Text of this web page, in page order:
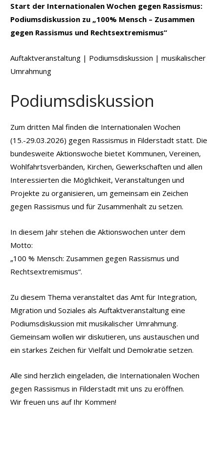
Start der Internationalen Wochen gegen Rassismus:
Podiumsdiskussion zu „100% Mensch – Zusammen
gegen Rassismus und Rechtsextremismus“
Auftaktveranstaltung | Podiumsdiskussion | musikalischer
Umrahmung
Podiumsdiskussion
Zum dritten Mal finden die Internationalen Wochen
(15.-29.03.2026) gegen Rassismus in Filderstadt statt. Die
bundesweite Aktionswoche bietet Kommunen, Vereinen,
Wohlfahrtsverbänden, Kirchen, Gewerkschaften und allen
Interessierten die Möglichkeit, Veranstaltungen und
Projekte zu organisieren, um gemeinsam ein Zeichen
gegen Rassismus und für Zusammenhalt zu setzen.
In diesem Jahr stehen die Aktionswochen unter dem
Motto:
„100 % Mensch: Zusammen gegen Rassismus und
Rechtsextremismus“.
Zu diesem Thema veranstaltet das Amt für Integration,
Migration und Soziales als Auftaktveranstaltung eine
Podiumsdiskussion mit musikalischer Umrahmung.
Gemeinsam wollen wir diskutieren, uns austauschen und
ein starkes Zeichen für Vielfalt und Demokratie setzen.
Alle sind herzlich eingeladen, die Internationalen Wochen
gegen Rassismus in Filderstadt mit uns zu eröffnen.
Wir freuen uns auf Ihr Kommen!